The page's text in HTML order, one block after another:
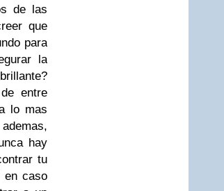
de las
que
para
la
entre
lo mas
hay
tu
en caso